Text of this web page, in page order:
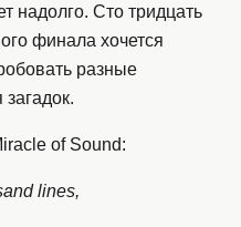
надолго. Сто тридцать
финала хочется
разные
of Sound:
lines,